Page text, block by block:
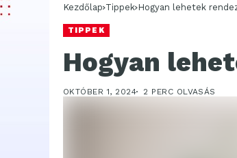
Kezdőlap Tippek Hogyan lehetek
TIPPEK
Hogyan
OKTÓBER 1, 2024 2 PERC OLVASÁS